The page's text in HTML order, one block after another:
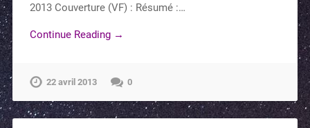
2013 Couverture (VF) : Résumé :…
Continue Reading →
22 avril 2013 0